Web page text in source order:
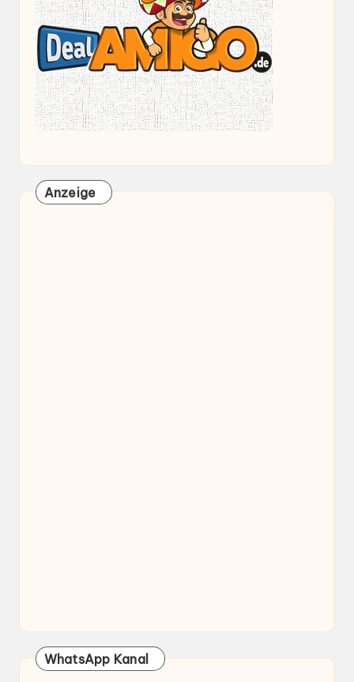
Anzeige
WhatsApp Kanal